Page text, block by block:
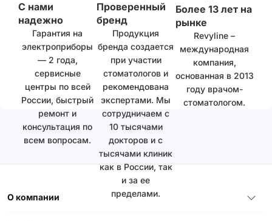
С нами
надежно
Гарантия на
электроприборы
— 2 года,
сервисные
центры по всей
России, быстрый
ремонт и
консультация по
всем вопросам.
Проверенный
бренд
Продукция
бренда создается
при участии
стоматологов и
рекомендована
экспертами. Мы
сотрудничаем с
10 тысячами
докторов и с
тысячами клиник
как в России, так
и за ее
пределами.
Более 13 лет на
рынке
Revyline –
международная
компания,
основанная в 2013
году врачом-
стоматологом.
О компании